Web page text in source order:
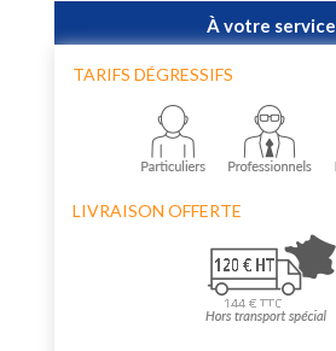
À votre service
TARIFS DÉGRESSIFS
LIVRAISON OFFERTE